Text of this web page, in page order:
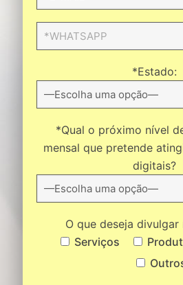
*Estado:
*Qual o próximo nível
mensal que pretende
digitais?
O que deseja divulgar
Serviços